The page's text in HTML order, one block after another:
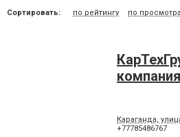
Сортировать: по рейтингу по
компания
Караганда,
+77785486767